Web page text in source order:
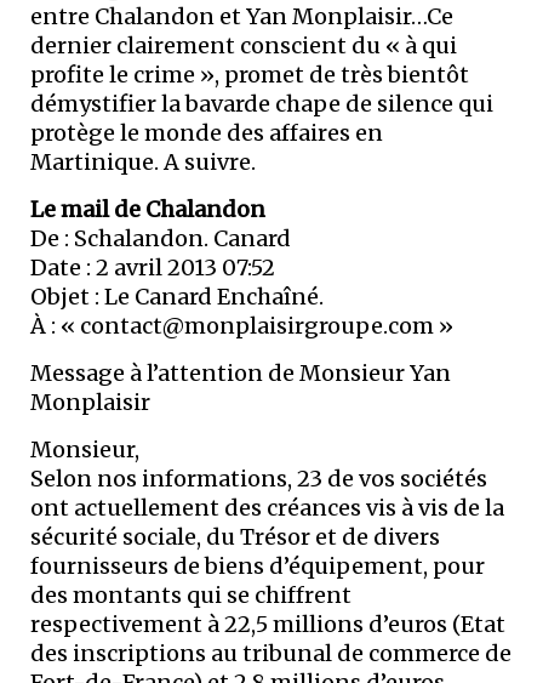
entre Chalandon et Yan Monplaisir…Ce
dernier clairement conscient du « à qui
profite le crime », promet de très bientôt
démystifier la bavarde chape de silence qui
protège le monde des affaires en
Martinique. A suivre.
Le mail de Chalandon
De : Schalandon. Canard
Date : 2 avril 2013 07:52
Objet : Le Canard Enchaîné.
À : « contact@monplaisirgroupe.com »
Message à l’attention de Monsieur Yan
Monplaisir
Monsieur,
Selon nos informations, 23 de vos sociétés
ont actuellement des créances vis à vis de la
sécurité sociale, du Trésor et de divers
fournisseurs de biens d’équipement, pour
des montants qui se chiffrent
respectivement à 22,5 millions d’euros (Etat
des inscriptions au tribunal de commerce de